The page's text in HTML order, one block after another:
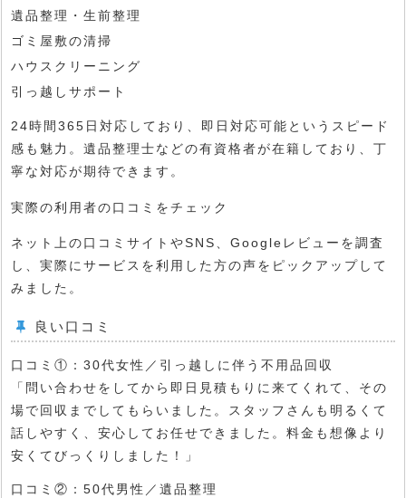
遺品整理・生前整理
ゴミ屋敷の清掃
ハウスクリーニング
引っ越しサポート
24時間365日対応しており、即日対応可能というスピード
感も魅力。遺品整理士などの有資格者が在籍しており、丁
寧な対応が期待できます。
実際の利用者の口コミをチェック
ネット上の口コミサイトやSNS、Googleレビューを調査
し、実際にサービスを利用した方の声をピックアップして
みました。
良い口コミ
口コミ①：30代女性／引っ越しに伴う不用品回収
「問い合わせをしてから即日見積もりに来てくれて、その
場で回収までしてもらいました。スタッフさんも明るくて
話しやすく、安心してお任せできました。料金も想像より
安くてびっくりしました！」
口コミ②：50代男性／遺品整理